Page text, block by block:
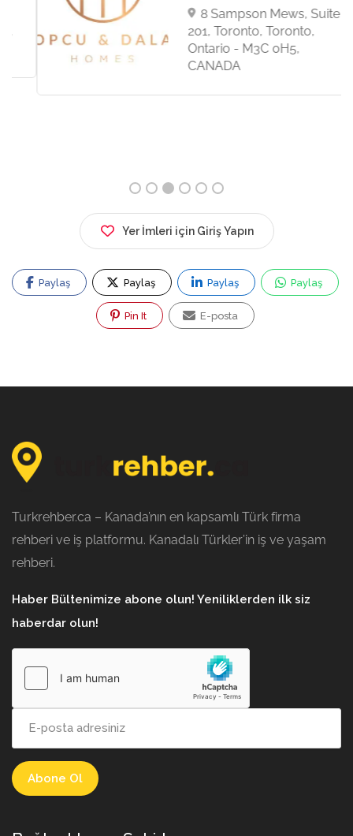
8 Sampson Mews, Suite
201, Toronto, Toronto,
Ontario - M3C 0H5,
CANADA
Yer İmleri için Giriş Yapın
Paylaş Paylaş Paylaş Paylaş
Pin It E-posta
Turkrehber.ca – Kanada’nın en kapsamlı Türk firma
rehberi ve iş platformu. Kanadalı Türkler’in iş ve yaşam
rehberi.
Haber Bültenimize abone olun! Yeniliklerden ilk siz
haberdar olun!